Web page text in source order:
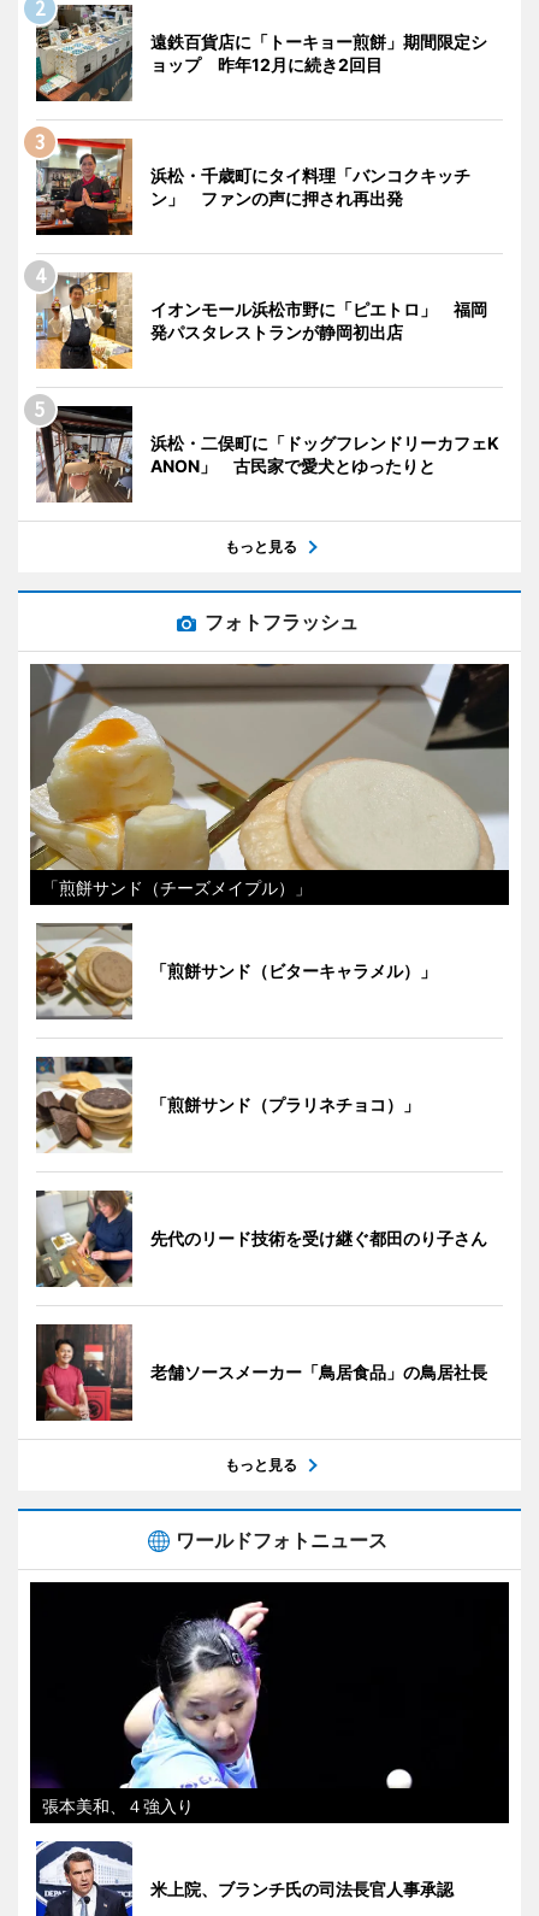
遠鉄百貨店に「トーキョー煎餅」期間限定シ
ョップ 昨年12月に続き2回目
浜松・千歳町にタイ料理「バンコクキッチ
ン」 ファンの声に押され再出発
イオンモール浜松市野に「ピエトロ」 福岡
発パスタレストランが静岡初出店
浜松・二俣町に「ドッグフレンドリーカフェK
ANON」 古民家で愛犬とゆったりと
もっと見る
フォトフラッシュ
「煎餅サンド（チーズメイプル）」
「煎餅サンド（ビターキャラメル）」
「煎餅サンド（プラリネチョコ）」
先代のリード技術を受け継ぐ都田のり子さん
老舗ソースメーカー「鳥居食品」の鳥居社長
もっと見る
ワールドフォトニュース
張本美和、４強入り
米上院、ブランチ氏の司法長官人事承認